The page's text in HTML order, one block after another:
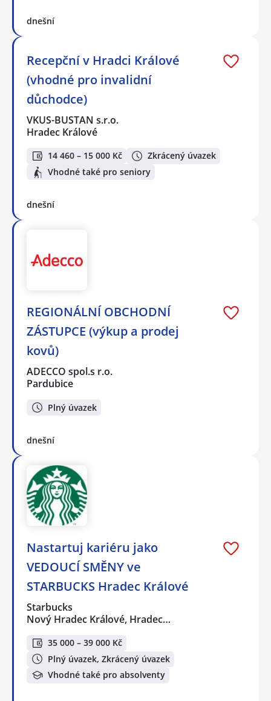
dnešní
Recepční v Hradci Králové
(vhodné pro invalidní
důchodce)
VKUS-BUSTAN s.r.o.
Hradec Králové
14 460 – 15 000 Kč
Zkrácený úvazek
Vhodné také pro seniory
dnešní
REGIONÁLNÍ OBCHODNÍ
ZÁSTUPCE (výkup a prodej
kovů)
ADECCO spol.s r.o.
Pardubice
Plný úvazek
dnešní
Nastartuj kariéru jako
VEDOUCÍ SMĚNY ve
STARBUCKS Hradec Králové
Starbucks
Nový Hradec Králové, Hradec…
35 000 – 39 000 Kč
Plný úvazek, Zkrácený úvazek
Vhodné také pro absolventy